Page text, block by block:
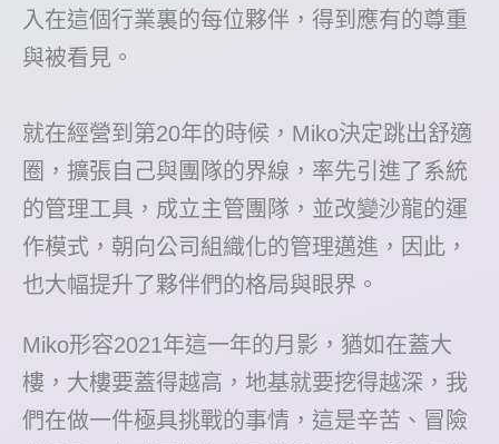
入在這個行業裏的每位夥伴，得到應有的尊重
與被看見。
就在經營到第20年的時候，Miko決定跳出舒適
圈，擴張自己與團隊的界線，率先引進了系統
的管理工具，成立主管團隊，並改變沙龍的運
作模式，朝向公司組織化的管理邁進，因此，
也大幅提升了夥伴們的格局與眼界。
Miko形容2021年這一年的月影，猶如在蓋大
樓，大樓要蓋得越高，地基就要挖得越深，我
們在做一件極具挑戰的事情，這是辛苦、冒險